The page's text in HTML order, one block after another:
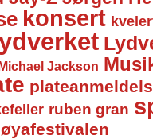
konsert
Jackson
ruben gran
øyafestivalen